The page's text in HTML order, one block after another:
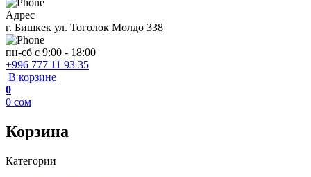
Адрес
г. Бишкек ул. Тоголок Молдо 338
пн-сб с 9:00 - 18:00
+996 777 11 93 35
В корзине
0
0 сом
Корзина
Категории